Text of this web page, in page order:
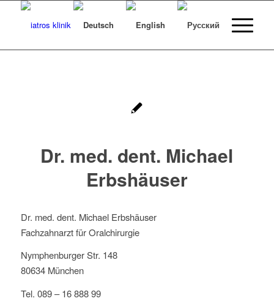
Dr. med. dent. Michael
Erbshäuser
Dr. med. dent. Michael Erbshäuser
Fachzahnarzt für Oralchirurgie
Nymphenburger Str. 148
80634 München
Tel. 089 – 16 888 99